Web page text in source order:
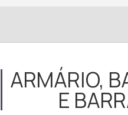
ARMÁRIO,
E